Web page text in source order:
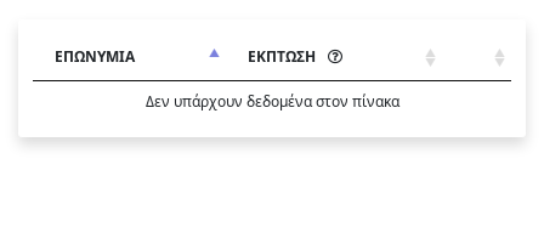
ΕΠΩΝΥΜΙΑ ΕΚΠΤΩΣΗ
Δεν υπάρχουν δεδομένα στον πίνακα